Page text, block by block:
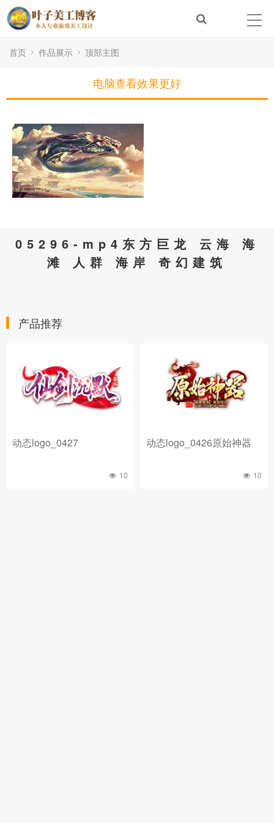
首页 作品展示 顶部主图
电脑查看效果更好
05296-mp4东方巨龙 云海 海
滩 人群 海岸 奇幻建筑
产品推荐
动态logo_0427
10
动态logo_0426原始神器
10